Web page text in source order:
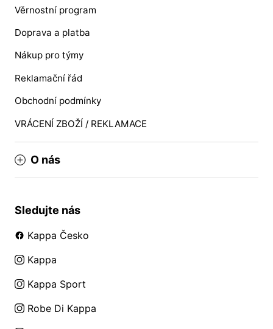
Věrnostní program
Doprava a platba
Nákup pro týmy
Reklamační řád
Obchodní podmínky
VRÁCENÍ ZBOŽÍ / REKLAMACE
O nás
Sledujte nás
Kappa Česko
Kappa
Kappa Sport
Robe Di Kappa